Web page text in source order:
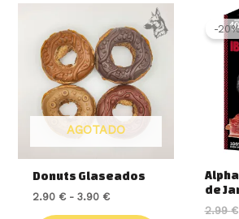
AGOTADO
Donuts Glaseados
2.90 € - 3.90 €
de
precios:
desde
2.90 €
hasta
3.90 €
Este
producto
opciones
pueden
elegir
-
de
2.99€